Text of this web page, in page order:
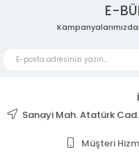
E-
Sanayi Mah. Atatürk Cad.
Müşteri